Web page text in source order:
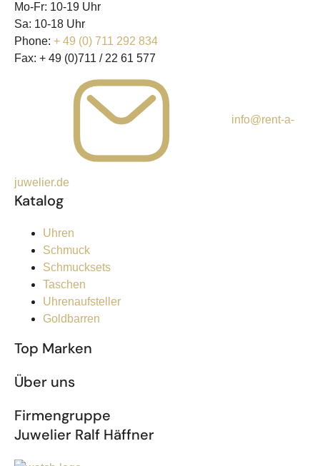
Mo-Fr: 10-19 Uhr
Sa: 10-18 Uhr
Phone: + 49 (0) 711 292 834
Fax: + 49 (0)711 / 22 61 577
info@rent-a-
juwelier.de
Katalog
Uhren
Schmuck
Schmucksets
Taschen
Uhrenaufsteller
Goldbarren
Top Marken
Über uns
Firmengruppe
Juwelier Ralf Häffner